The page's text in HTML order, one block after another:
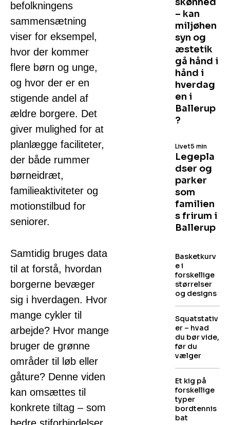
befolkningens
sammensætning
viser for eksempel,
hvor der kommer
flere børn og unge,
og hvor der er en
stigende andel af
ældre borgere. Det
giver mulighed for at
planlægge faciliteter,
der både rummer
børneidræt,
familieaktiviteter og
motionstilbud for
seniorer.
Samtidig bruges data
til at forstå, hvordan
borgerne bevæger
sig i hverdagen. Hvor
mange cykler til
arbejde? Hvor mange
bruger de grønne
områder til løb eller
gåture? Denne viden
kan omsættes til
konkrete tiltag – som
– kan
miljøhen
syn og
æstetik
gå hånd i
hånd i
hverdag
en i
Ballerup
?
Legepla
dser og
parker
som
familien
s frirum i
Ballerup
Livet5 min
Basketkurv
e i
forskellige
størrelser
og designs
Squatstativ
er – hvad
du bør vide,
før du
vælger
Et kig på
forskellige
typer
bordtennis
bat